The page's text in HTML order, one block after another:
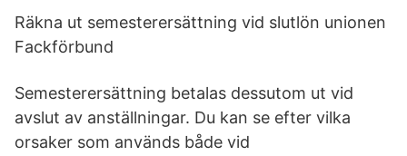
Räkna ut semesterersättning vid slutlön unionen
Fackförbund
Semesterersättning betalas dessutom ut vid
avslut av anställningar. Du kan se efter vilka
orsaker som används både vid